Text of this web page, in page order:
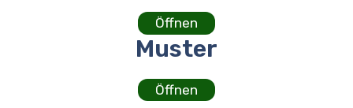
Öffnen
Muster
Öffnen